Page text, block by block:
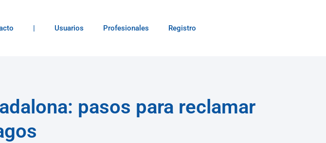
| Usuarios Profesionales Registro
pasos para reclamar